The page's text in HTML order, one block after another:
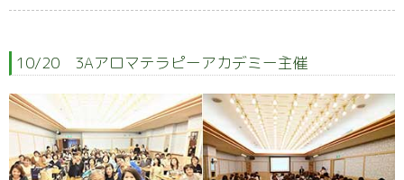
10/20 3Aアロマテラピーアカデミー主催